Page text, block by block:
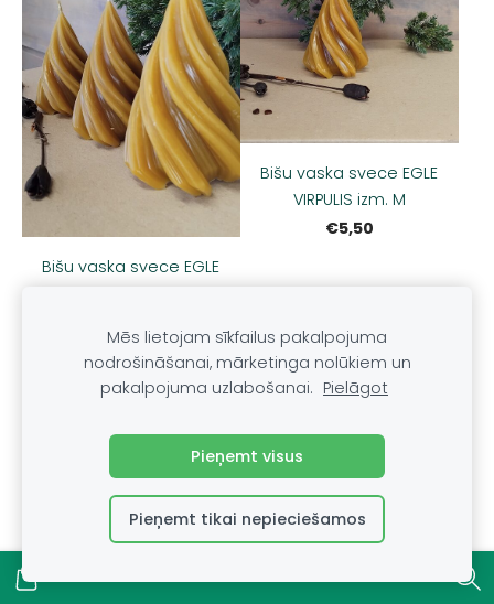
Bišu vaska svece EGLE
Bišu vaska svece EGLE
VIRPULIS izm. M
€5,50
Mēs lietojam sīkfailus pakalpojuma
nodrošināšanai, mārketinga nolūkiem un
pakalpojuma uzlabošanai. Pielāgot
Pieņemt visus
Pieņemt tikai nepieciešamos